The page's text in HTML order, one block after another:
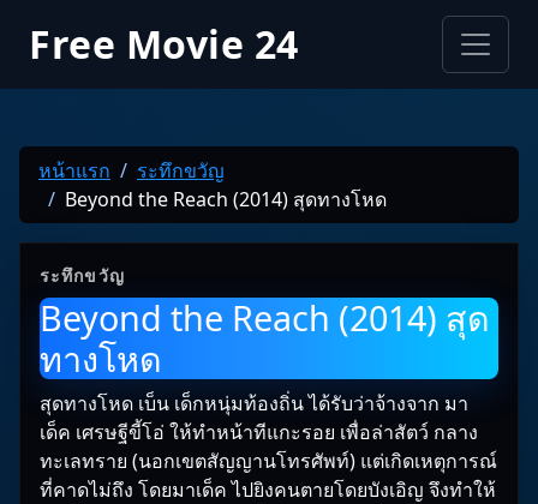
Free Movie 24
หน้าแรก
ระทึกขวัญ
Beyond the Reach (2014) สุดทางโหด
ระทึกขวัญ
Beyond the Reach (2014) สุด
ทางโหด
สุดทางโหด เบ็น เด็กหนุ่มท้องถิ่น ได้รับว่าจ้างจาก มา
เด็ค เศรษฐีขี้โอ่ ให้ทำหน้าทีแกะรอย เพื่อล่าสัตว์ กลาง
ทะเลทราย (นอกเขตสัญญานโทรศัพท์) แต่เกิดเหตุการณ์
ที่คาดไม่ถึง โดยมาเด็ค ไปยิงคนตายโดยบังเอิญ จึงทำให้